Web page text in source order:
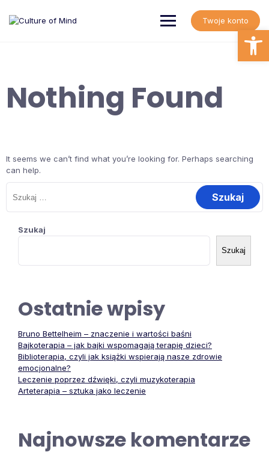
content
Twoje konto
Nothing Found
It seems we can’t find what you’re looking for. Perhaps searching
can help.
Szukaj:
Szukaj
Szukaj
Ostatnie wpisy
Bruno Bettelheim – znaczenie i wartości baśni
Bajkoterapia – jak bajki wspomagają terapię dzieci?
Biblioterapia, czyli jak książki wspierają nasze zdrowie
emocjonalne?
Leczenie poprzez dźwięki, czyli muzykoterapia
Arteterapia – sztuka jako leczenie
Najnowsze komentarze